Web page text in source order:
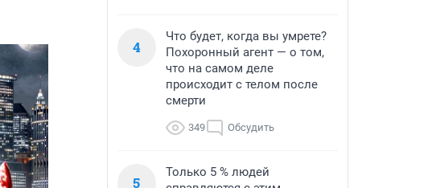
4
Что будет, когда вы умрете?
Похоронный агент — о том,
что на самом деле
происходит с телом после
смерти
349 Обсудить
5
Только 5 % людей